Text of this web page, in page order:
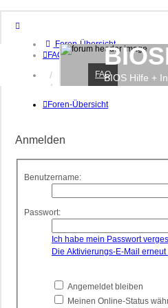
Foren-Übersicht
FAQ
Anmelden
Registrieren
BIOS Hilfe +
FAQ
Foren-Übersicht
Anmelden
Benutzername:
Passwort:
Ich habe mein Passwort
Die Aktivierungs-E-Mail erneut
Angemeldet bleiben
Meinen Online-Status